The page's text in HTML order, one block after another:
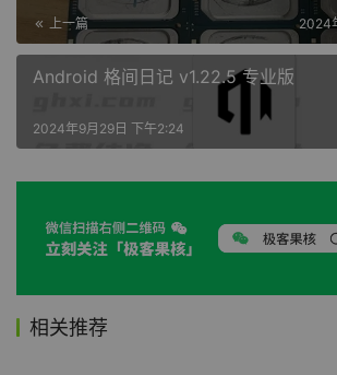
上一篇 2024
Android 格间日记 v1.22.5 专业版
2024年9月29日 下午2:24
相关推荐